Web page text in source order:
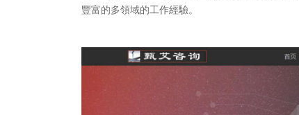
豐富的多領域的工作經驗。